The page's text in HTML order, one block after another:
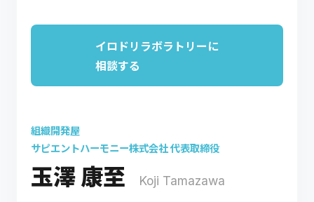
イロドリラボラトリーに
相談する
組織開発屋
サピエントハーモニー株式会社 代表取締役
玉澤 康至 Koji Tamazawa